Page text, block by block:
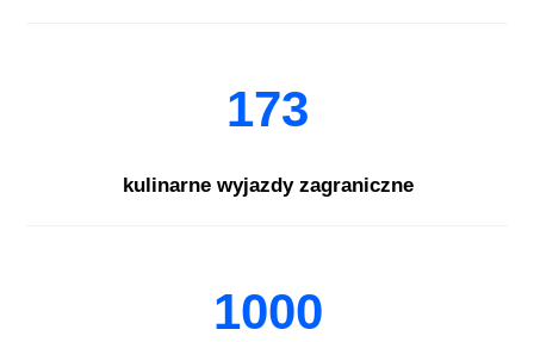
173
kulinarne wyjazdy zagraniczne
1000